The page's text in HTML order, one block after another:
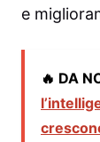
e
🔥 DA